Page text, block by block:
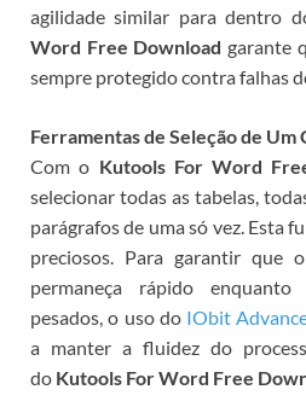
agilidade similar para dentro
Word Free Download garante
sempre protegido contra falhas
Ferramentas de Seleção de Um
Com o Kutools For Word
selecionar todas as tabelas,
parágrafos de uma só vez. Esta
preciosos. Para garantir que
permaneça rápido
pesados, o uso do IObit
a manter a fluidez do
do Kutools For Word Free